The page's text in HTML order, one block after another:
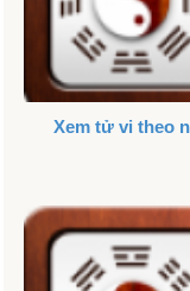
Xem tử vi theo